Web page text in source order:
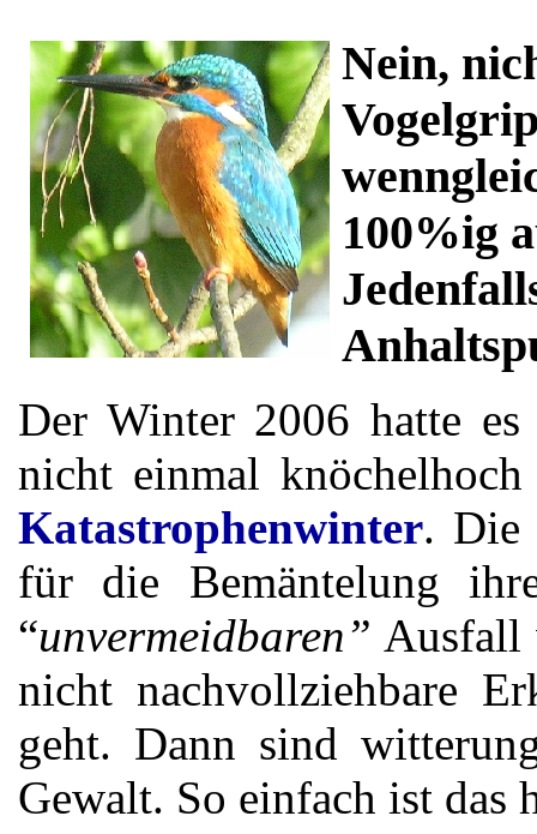
Nein,
100%ig
Der Winter 2006 hatte
nicht einmal
Katastrophenwinter. Die
für die Bemäntelung
“unvermeidbaren” Ausfall
nicht nachvollziehbare
geht. Dann sind
Gewalt. So einfach ist das